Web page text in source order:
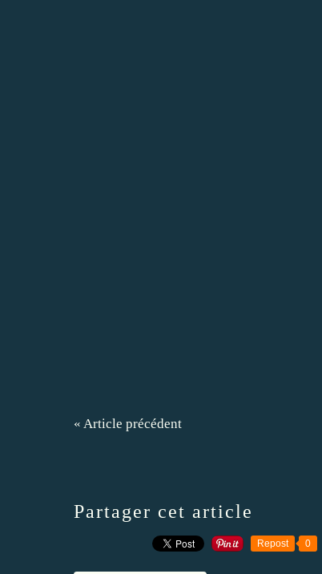
« Article précédent
Partager cet article
Repost 0